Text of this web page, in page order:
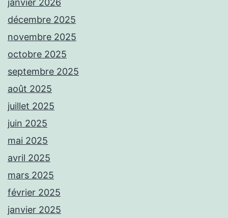
janvier 2026
décembre 2025
novembre 2025
octobre 2025
septembre 2025
août 2025
juillet 2025
juin 2025
mai 2025
avril 2025
mars 2025
février 2025
janvier 2025